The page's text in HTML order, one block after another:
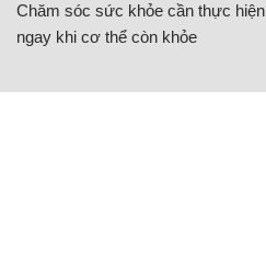
Chăm sóc sức khỏe cần thực hiện
ngay khi cơ thể còn khỏe